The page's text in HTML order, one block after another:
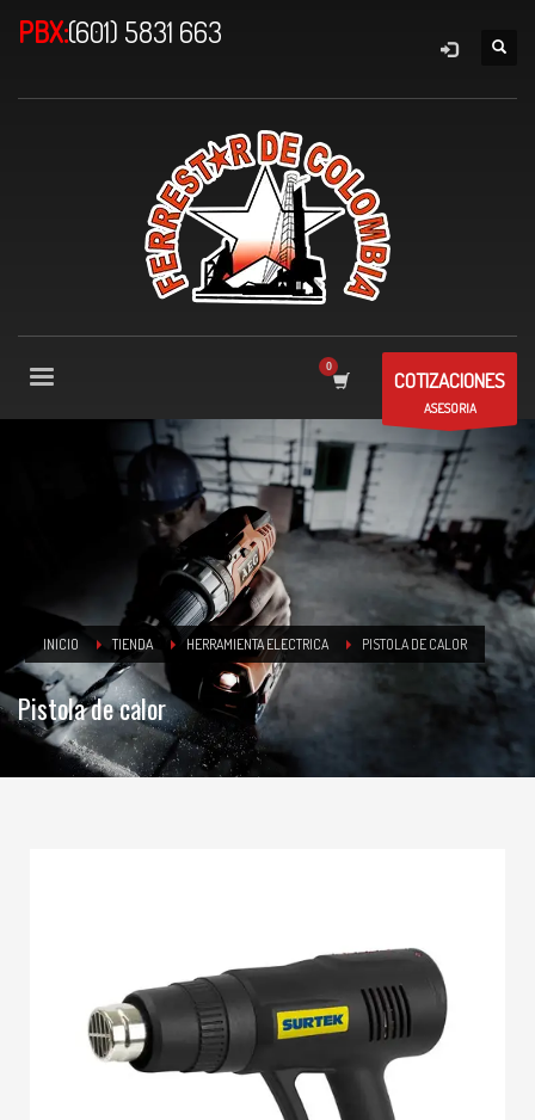
PBX:(601) 5831 663
COTIZACIONES
ASESORIA
INICIO TIENDA HERRAMIENTA ELECTRICA PISTOLA DE CALOR
Pistola de calor